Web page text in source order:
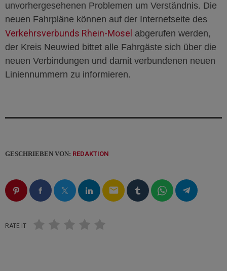
unvorhergesehenen Problemen um Verständnis. Die
neuen Fahrpläne können auf der Internetseite des
Verkehrsverbunds Rhein-Mosel abgerufen werden,
der Kreis Neuwied bittet alle Fahrgäste sich über die
neuen Verbindungen und damit verbundenen neuen
Liniennummern zu informieren.
GESCHRIEBEN VON: REDAKTION
email
RATE IT